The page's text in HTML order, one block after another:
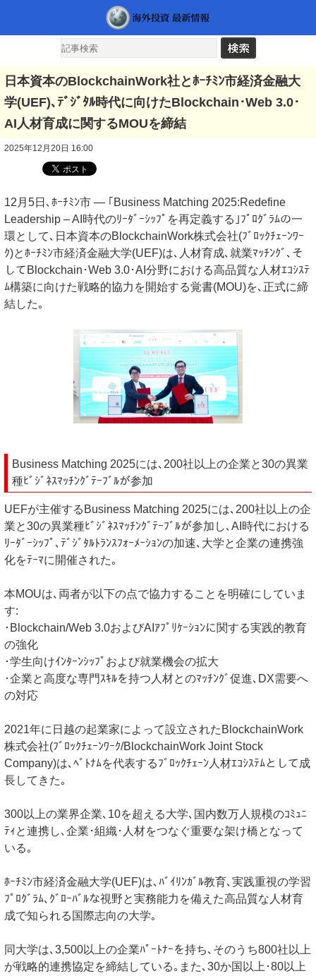
日本資本のBlockchainWork社とﾎｰﾁﾐﾝ市経済金融大
学(UEF)､ﾃﾞｼﾞﾀﾙ時代に向けたBlockchain･Web 3.0･
AI人材育成に関するMOUを締結
2025年12月20日 16:00
12月5日､ﾎｰﾁﾐﾝ市 — ｢Business Matching 2025:Redefine
Leadership – AI時代のﾘｰﾀﾞｰｼｯﾌﾟを再定義する｣ﾌﾟﾛｸﾞﾗﾑの一
環として､日本資本のBlockchainWork株式会社(ﾌﾞﾛｯｸﾁｪｰﾝﾜｰ
ｸ)とﾎｰﾁﾐﾝ市経済金融大学(UEF)は､人材育成､就業ﾏｯﾁﾝｸﾞ､そ
してBlockchain･Web 3.0･AI分野における高品質な人材ｴｺｼｽﾃ
ﾑ構築に向けた戦略的協力を開始する覚書(MOU)を､正式に締
結した｡
Business Matching 2025には､200社以上の企業と30の異業
種ﾋﾞｼﾞﾈｽﾏｯﾁﾝｸﾞﾃｰﾌﾞﾙが参加
UEFが主催するBusiness Matching 2025には､200社以上の企
業と30の異業種ﾋﾞｼﾞﾈｽﾏｯﾁﾝｸﾞﾃｰﾌﾞﾙが参加し､AI時代における
ﾘｰﾀﾞｰｼｯﾌﾟ､ﾃﾞｼﾞﾀﾙﾄﾗﾝｽﾌｫｰﾒｰｼｮﾝの加速､大学と企業の連携強
化をﾃｰﾏに開催された｡
本MOUは､両者が以下の点で協力することを明確にしていま
す:
･Blockchain/Web 3.0およびAIｱﾌﾟﾘｹｰｼｮﾝに関する実践的教育
の強化
･学生向けｲﾝﾀｰﾝｼｯﾌﾟおよび就業機会の拡大
･企業と高度な専門ｽｷﾙを持つ人材とのﾏｯﾁﾝｸﾞ促進､DX需要へ
の対応
2021年に日越の起業家によって設立されたBlockchainWork
株式会社(ﾌﾞﾛｯｸﾁｪｰﾝﾜｰｸ/BlockchainWork Joint Stock
Company)は､ﾍﾞﾄﾅﾑを代表するﾌﾞﾛｯｸﾁｪｰﾝ人材ｴｺｼｽﾃﾑとして成
長してきた｡
300以上の業界企業､10を超える大学､国内数万人規模のｺﾐｭﾆ
ﾃｨと連携し､企業･組織･人材をつなぐ重要な架け橋となって
いる｡
ﾎｰﾁﾐﾝ市経済金融大学(UEF)は､ﾊﾞｲﾘﾝｶﾞﾙ教育､実践重視の学習
ﾌﾟﾛｸﾞﾗﾑ､ｸﾞﾛｰﾊﾞﾙな視野と実務能力を備えた高品質な人材育
成で知られる国際志向の大学｡
同大学は､3,500以上の企業ﾊﾟｰﾄﾅｰを持ち､そのうち800社以上
が戦略的連携協定を締結している｡また､30か国以上･80以上